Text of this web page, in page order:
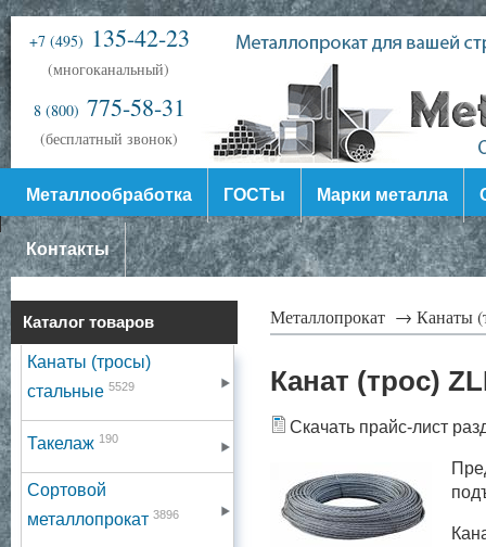
+7 (495) 135-42-23
(многоканальный)
8 (800) 775-58-31
(бесплатный звонок)
Металлообработка ГОСТы Марки металла
Контакты
Каталог товаров
Канаты (тросы)
стальные 5529
Такелаж 190
Сортовой
металлопрокат 3896
Металлопрокат → Канаты
Канат (трос)
Скачать прайс-лист